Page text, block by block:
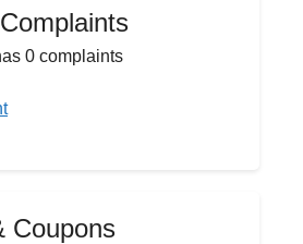
0 complaints
Coupons